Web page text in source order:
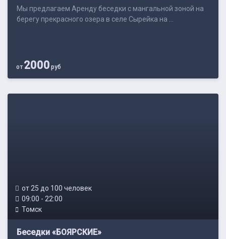
Мы предлагаем Аренду беседки с мангальной зоной на
берегу прекрасного озера в селе Сырейка на ...
от2000 руб
от 25 до 100 человек
09:00 - 22:00
Томск
Беседки «БОЯРСКИЕ»